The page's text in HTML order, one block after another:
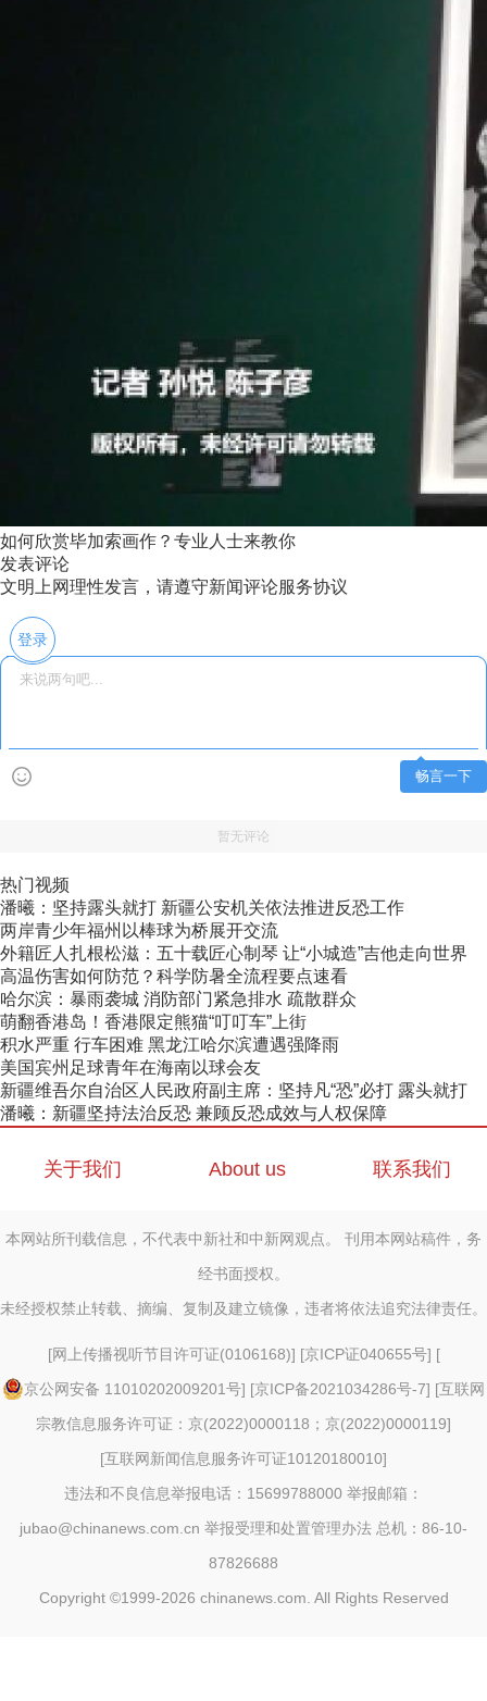
如何欣赏毕加索画作？专业人士来教你
发表评论
文明上网理性发言，请遵守新闻评论服务协议
登录
畅言一下
暂无评论
热门视频
潘曦：坚持露头就打 新疆公安机关依法推进反恐工作
两岸青少年福州以棒球为桥展开交流
外籍匠人扎根松滋：五十载匠心制琴 让“小城造”吉他走向世界
高温伤害如何防范？科学防暑全流程要点速看
哈尔滨：暴雨袭城 消防部门紧急排水 疏散群众
萌翻香港岛！香港限定熊猫“叮叮车”上街
积水严重 行车困难 黑龙江哈尔滨遭遇强降雨
美国宾州足球青年在海南以球会友
新疆维吾尔自治区人民政府副主席：坚持凡“恐”必打 露头就打
潘曦：新疆坚持法治反恐 兼顾反恐成效与人权保障
关于我们 About us 联系我们
本网站所刊载信息，不代表中新社和中新网观点。 刊用本网站稿件，务
经书面授权。
未经授权禁止转载、摘编、复制及建立镜像，违者将依法追究法律责任。
[网上传播视听节目许可证(0106168)] [京ICP证040655号] [
京公网安备 11010202009201号] [京ICP备2021034286号-7] [互联网
宗教信息服务许可证：京(2022)0000118；京(2022)0000119]
[互联网新闻信息服务许可证10120180010]
违法和不良信息举报电话：15699788000 举报邮箱：
jubao@chinanews.com.cn 举报受理和处置管理办法 总机：86-10-
87826688
Copyright ©1999-2026 chinanews.com. All Rights Reserved